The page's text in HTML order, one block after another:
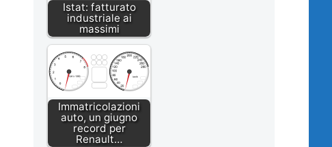
Istat: fatturato
industriale ai
massimi
Immatricolazioni
auto, un giugno
record per
Renault…